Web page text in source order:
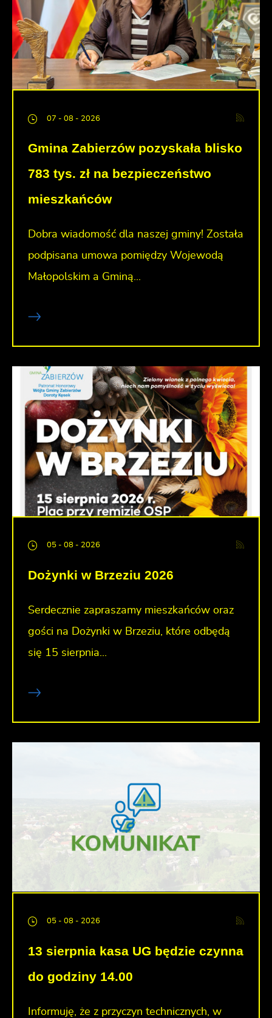
07 - 08 - 2026
Gmina Zabierzów pozyskała blisko
783 tys. zł na bezpieczeństwo
mieszkańców
Dobra wiadomość dla naszej gminy! Została
podpisana umowa pomiędzy Wojewodą
Małopolskim a Gminą...
05 - 08 - 2026
Dożynki w Brzeziu 2026
Serdecznie zapraszamy mieszkańców oraz
gości na Dożynki w Brzeziu, które odbędą
się 15 sierpnia...
05 - 08 - 2026
13 sierpnia kasa UG będzie czynna
do godziny 14.00
Informuję, że z przyczyn technicznych, w